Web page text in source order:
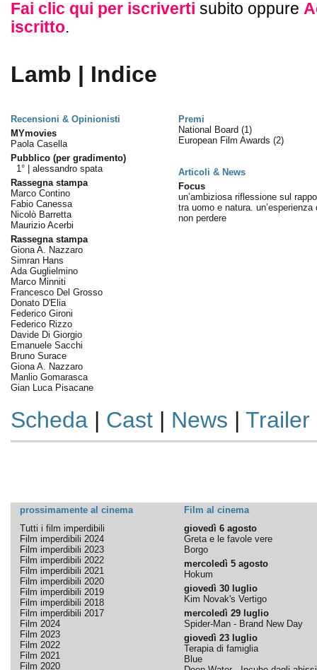
Fai clic qui per iscriverti subito oppure
iscritto.
Lamb | Indice
Recensioni & Opinionisti
Premi
MYmovies
Paola Casella
Pubblico (per gradimento)
1° | alessandro spata
Rassegna stampa
Marco Contino
Fabio Canessa
Nicolò Barretta
Maurizio Acerbi
Rassegna stampa
Giona A. Nazzaro
Simran Hans
Ada Guglielmino
Marco Minniti
Francesco Del Grosso
Donato D'Elia
Federico Gironi
Federico Rizzo
Davide Di Giorgio
Emanuele Sacchi
Bruno Surace
Giona A. Nazzaro
Manlio Gomarasca
Gian Luca Pisacane
National Board (1)
European Film Awards (2)
Articoli & News
Focus
un’ambiziosa riflessione sul
tra uomo e natura. un’esperienza
non perdere
Scheda| Cast| News | Trailer
prossimamente al cinema
Film al cinema
Tutti i film imperdibili
Film imperdibili 2024
Film imperdibili 2023
Film imperdibili 2022
Film imperdibili 2021
Film imperdibili 2020
Film imperdibili 2019
Film imperdibili 2018
Film imperdibili 2017
Film 2024
Film 2023
Film 2022
Film 2021
Film 2020
giovedì 6 agosto
Greta e le favole vere
Borgo
mercoledì 5 agosto
Hokum
giovedì 30 luglio
Kim Novak's Vertigo
mercoledì 29 luglio
Spider-Man - Brand New Day
giovedì 23 luglio
Terapia di famiglia
Blue